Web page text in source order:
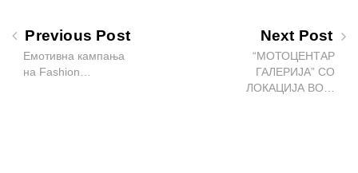
Previous Post
Емотивна кампања
на Fashion…
Next Post
“МОТОЦЕНТАР
ГАЛЕРИЈА” СО
ЛОКАЦИЈА ВО…